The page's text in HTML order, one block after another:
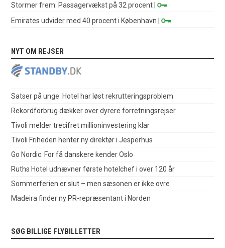
Stormer frem: Passagervækst på 32 procent|
Emirates udvider med 40 procent i København |
NYT OM REJSER
Satser på unge: Hotel har løst rekrutteringsproblem
Rekordforbrug dækker over dyrere forretningsrejser
Tivoli melder trecifret millioninvestering klar
Tivoli Friheden henter ny direktør i Jesperhus
Go Nordic: For få danskere kender Oslo
Ruths Hotel udnævner første hotelchef i over 120 år
Sommerferien er slut – men sæsonen er ikke ovre
Madeira finder ny PR-repræsentant i Norden
SØG BILLIGE FLYBILLETTER